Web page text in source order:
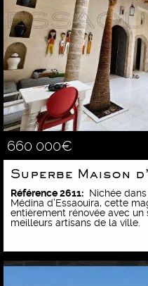
660 000€
Référence 2611: Nichée
Médina d’Essaouira, cette
entièrement rénovée avec
meilleurs artisans de la ville.